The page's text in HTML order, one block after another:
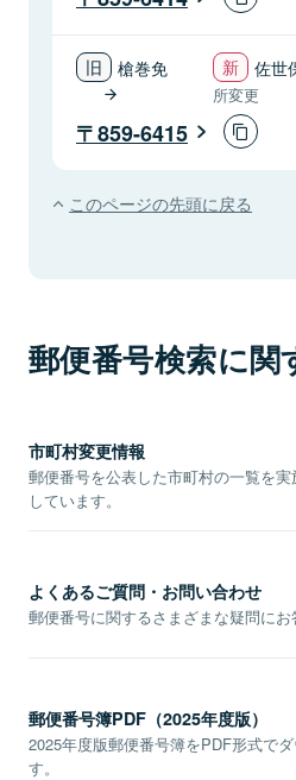
槍巻免 佐世
所変更
859-6415
このページの先頭に戻る
郵便番号検索に関
市町村変更情報
郵便番号を公表した市町村の一覧を
しています。
よくあるご質問・お問い合わせ
郵便番号に関するさまざまな疑問にお
郵便番号簿PDF（2025年度版）
2025年度版郵便番号簿をPDF形式で
す。